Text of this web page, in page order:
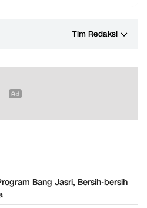
Tim Redaksi
Bang Jasri, Bersih-bersih